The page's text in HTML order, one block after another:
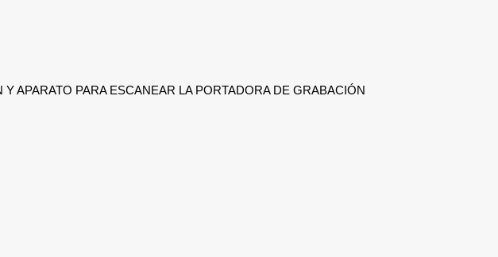
APARATO PARA ESCANEAR LA PORTADORA DE GRABACIÓN